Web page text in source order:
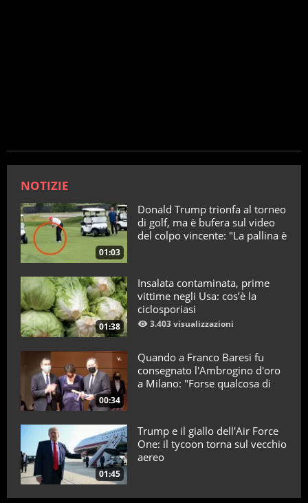
NOTIZIE
01:03
Donald Trump trionfa al torneo
di golf, ma è bufera sul video
del colpo vincente: "La pallina è
01:38
Insalata contaminata, prime
vittime negli Usa: cos’è la
ciclosporiasi
3.403 visualizzazioni
00:34
Quando a Franco Baresi fu
consegnato l'Ambrogino d'oro
a Milano: "Forse qualcosa di
01:45
Trump e il giallo dell'Air Force
One: il tycoon torna sul vecchio
aereo